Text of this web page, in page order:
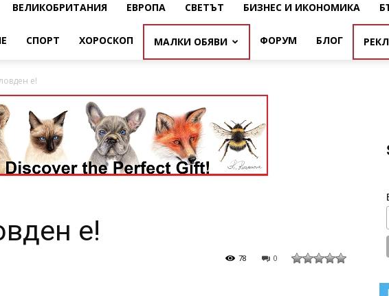
ВЕЛИКОБРИТАНИЯ ЕВРОПА СВЕТЪТ БИЗНЕС И ИКОНОМИКА
СПОРТ ХОРОСКОП МАЛКИ ОБЯВИ ФОРУМ БЛОГ
е!
е!
0
78